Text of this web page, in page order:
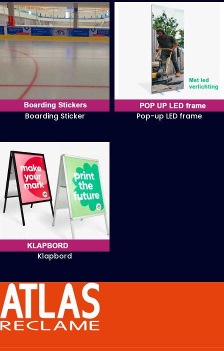
Boarding Sticker Pop-up LED frame
Klapbord